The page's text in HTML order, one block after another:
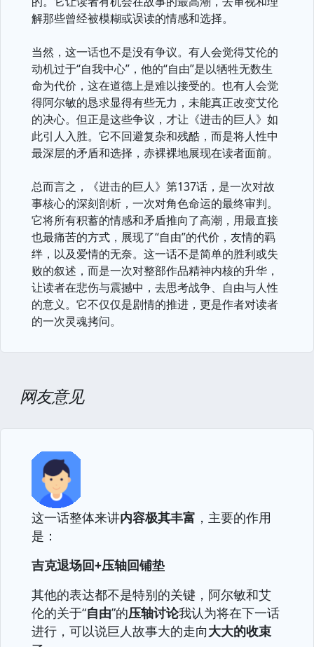
解那些曾经被模糊或误读的情感和选择。
当然，这一话也不是没有争议。有人会觉得艾伦的
动机过于“自我中心”，他的“自由”是以牺牲无数生
命为代价，这在道德上是难以接受的。也有人会觉
得阿尔敏的恳求显得有些无力，未能真正改变艾伦
的决心。但正是这些争议，才让《进击的巨人》如
此引人入胜。它不回避复杂和残酷，而是将人性中
最深层的矛盾和选择，赤裸裸地展现在读者面前。
总而言之，《进击的巨人》第137话，是一次对故
事核心的深刻剖析，一次对角色命运的最终审判。
它将所有积蓄的情感和矛盾推向了高潮，用最直接
也最痛苦的方式，展现了“自由”的代价，友情的羁
绊，以及爱情的无奈。这一话不是简单的胜利或失
败的叙述，而是一次对整部作品精神内核的升华，
让读者在悲伤与震撼中，去思考战争、自由与人性
的意义。它不仅仅是剧情的推进，更是作者对读者
的一次灵魂拷问。
网友意见
这一话整体来讲内容极其丰富 ，主要的作用
是：
吉克退场回+压轴回铺垫
其他的表达都不是特别的关键，阿尔敏和艾
伦的关于“自由”的压轴讨论我认为将在下一话
进行，可以说巨人故事大的走向大大的收束